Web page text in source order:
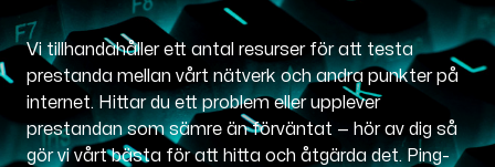
Colocation
Internet Exchange
Domäner
Vi tillhandahåller ett antal resurser för att testa
prestanda mellan vårt nätverk och andra punkter på
internet. Hittar du ett problem eller upplever
prestandan som sämre än förväntat — hör av dig så
gör vi vårt bästa för att hitta och åtgärda det. Ping-